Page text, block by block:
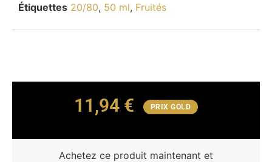
Étiquettes 20/80, 50 ml, Fruités
11,94 € PRIX GOLD
Achetez ce produit maintenant et